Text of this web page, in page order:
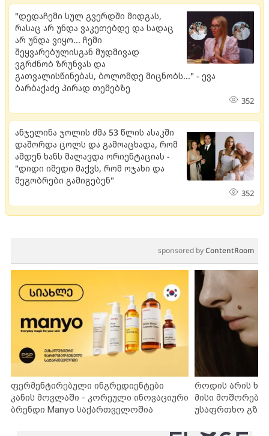
"დედაჩემი სულ გვერდში მიდგას,
რასაც არ უნდა ვაკეთებდე და სადაც
არ უნდა ვიყო... ჩემი
შეყვარებულისგან მუდმივად
ვგრძნობ ზრუნვას და
გათვალისწინებას, ბოლომდე მიცნობს..." - ევა
ბარბაქაძე პირად თემებზე
352
ანჯელინა ჯოლის ძმა 53 წლის ასაკში
დაშორდა ცოლს და გამოაცხადა, რომ
ამდენ ხანს მალავდა ორიენტაციას -
"დიდი იმედი მაქვს, რომ ოჯახი და
მეგობრები გამიგებენ"
352
sponsored byContentRoom
ფერმენტირებული ინგრედიენტები
კანის მოვლაში - კორეული ინოვაციური
ბრენდი Manyo საქართველოშია
როდის არის
მისი
უსაფრთხო